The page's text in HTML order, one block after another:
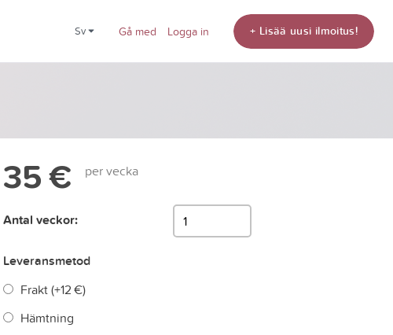
sv Gå med Logga in + Lisää uusi ilmoitus!
35 € per vecka
Antal veckor:
Leveransmetod
Frakt (+12 €)
Hämtning